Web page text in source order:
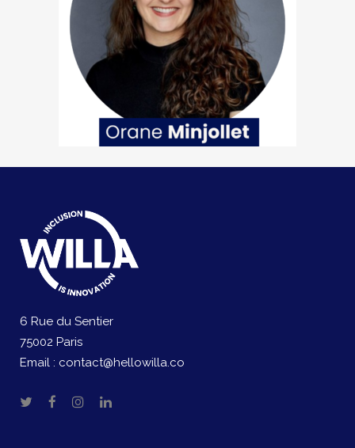
6 Rue du Sentier
75002 Paris
Email : contact@hellowilla.co